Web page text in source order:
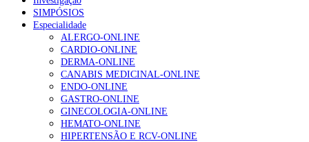
Enfermagem Forense. “Da urgência ao tribunal, cada
gesto conta e cada profissional faz a diferença”
202 visualizações
Alguns milhares de utentes podem ficar sem médico de
família com nova regras do registo, alerta associação
175 visualizações
SIMPÓSIOS
Especialidade
ALERGO-ONLINE
CARDIO-ONLINE
DERMA-ONLINE
CANABIS MEDICINAL-ONLINE
ENDO-ONLINE
GASTRO-ONLINE
GINECOLOGIA-ONLINE
HEMATO-ONLINE
HIPERTENSÃO E RCV-ONLINE